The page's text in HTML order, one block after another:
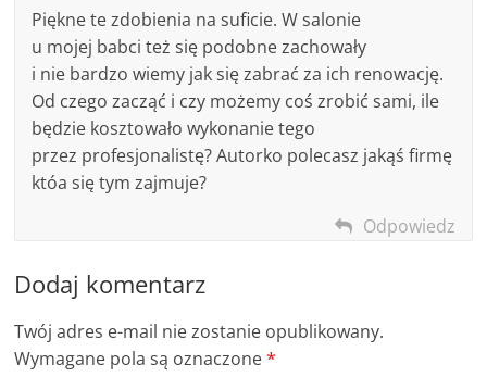
Piękne te zdobienia na suficie. W salonie
u mojej babci też się podobne zachowały
i nie bardzo wiemy jak się zabrać za ich renowację.
Od czego zacząć i czy możemy coś zrobić sami, ile
będzie kosztowało wykonanie tego
przez profesjonalistę? Autorko polecasz jakąś firmę
któa się tym zajmuje?
Odpowiedz
Dodaj komentarz
Twój adres e-mail nie zostanie opublikowany.
Wymagane pola są oznaczone*